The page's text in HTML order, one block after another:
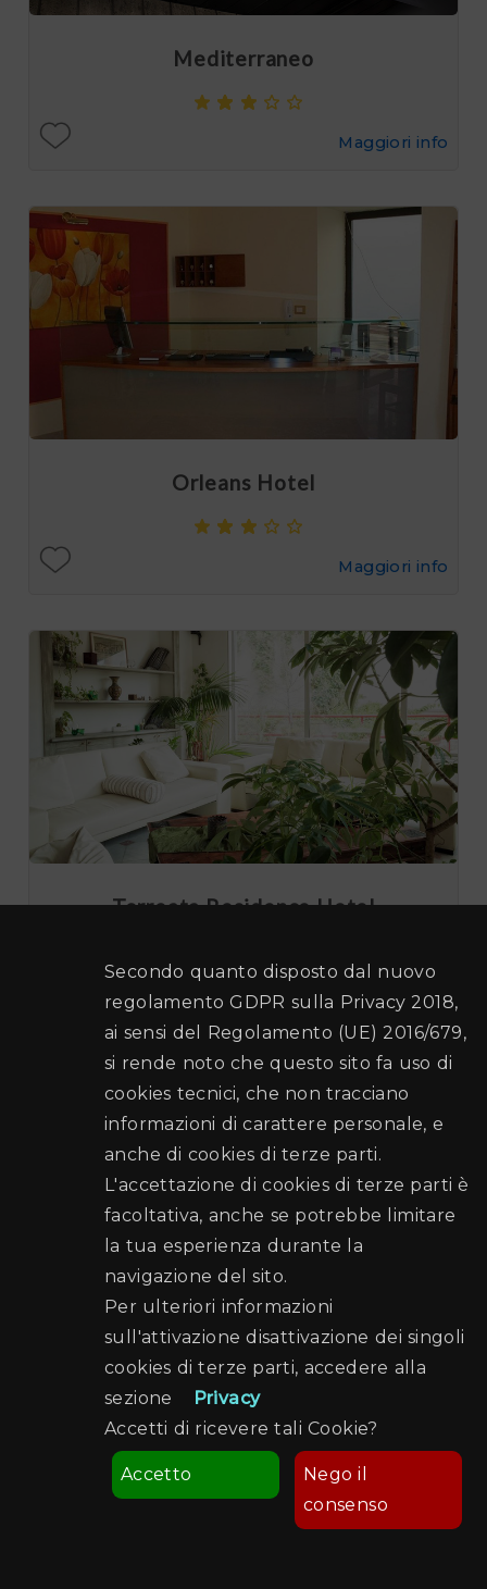
Mediterraneo
Maggiori info
Orleans Hotel
Maggiori info
Torreata Residence Hotel
Maggiori info
Villa d'Amato
Secondo quanto disposto dal nuovo
regolamento GDPR sulla Privacy 2018,
ai sensi del Regolamento (UE) 2016/679,
si rende noto che questo sito fa uso di
cookies tecnici, che non tracciano
informazioni di carattere personale, e
anche di cookies di terze parti.
L'accettazione di cookies di terze parti è
facoltativa, anche se potrebbe limitare
la tua esperienza durante la
navigazione del sito.
Per ulteriori informazioni
sull'attivazione disattivazione dei singoli
cookies di terze parti, accedere alla
sezione
Privacy
Accetti di ricevere tali Cookie?
Accetto
Nego il
consenso